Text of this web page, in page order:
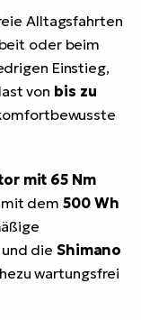
Alltagsfahrten
oder beim
Einstieg,
von bis zu
mit 65 Nm
mit dem500 Wh
und die Shimano
wartungsfrei